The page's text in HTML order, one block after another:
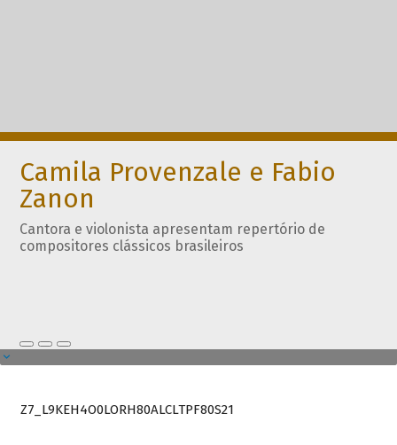
Camila Provenzale e Fabio
Zanon
Cantora e violonista apresentam repertório de
compositores clássicos brasileiros
Z7_L9KEH4O0LORH80ALCLTPF80S21